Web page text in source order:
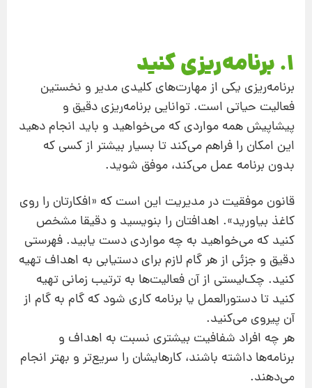
1. برنامه‌ریزی کنید
برنامه‌ریزی یکی از مهارت‌های کلیدی مدیر و نخستین
فعالیت حیاتی است. توانایی برنامه‌ریزی دقیق و
پیشاپیش همه مواردی که می‌خواهید و باید انجام دهید
این امکان را فراهم می‌کند تا بسیار بیشتر از کسی که
بدون برنامه عمل می‌کند، ‌موفق شوید.
قانون موفقیت در مدیریت این است که «افکارتان را روی
کاغذ بیاورید». اهدافتان را بنویسید و دقیقا مشخص
کنید که می‌خواهید به چه مواردی دست یابید. فهرستی
دقیق و جزئی از هر گام لازم برای دستیابی به اهداف تهیه
کنید. چک‌لیستی از آن فعالیت‌ها به ترتیب زمانی تهیه
کنید تا دستورالعمل یا برنامه‌ کاری شود که گام به گام از
آن پیروی می‌کنید.
هر چه افراد شفافیت بیشتری نسبت به اهداف و
برنامه‌‌ها داشته باشند، کارهایشان را سریع‌تر و بهتر انجام
می‌دهند.